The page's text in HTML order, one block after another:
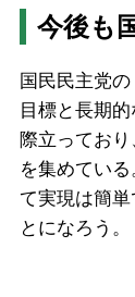
今後も
国民民主党
目標と長期
際立ってお
を集めてい
て実現は簡
とになろう。